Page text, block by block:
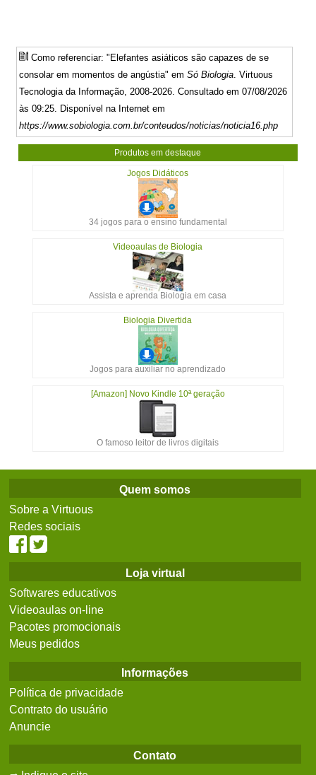
Como referenciar: "Elefantes asiáticos são capazes de se
consolar em momentos de angústia" emSó Biologia. Virtuous
Tecnologia da Informação, 2008-2026. Consultado em 07/08/2026
às 09:25. Disponível na Internet em
https://www.sobiologia.com.br/conteudos/noticias/noticia16.php
Produtos em destaque
Jogos Didáticos
34 jogos para o ensino fundamental
Videoaulas de Biologia
Assista e aprenda Biologia em casa
Biologia Divertida
Jogos para auxiliar no aprendizado
[Amazon] Novo Kindle 10ª geração
O famoso leitor de livros digitais
Quem somos
Sobre a Virtuous
Redes sociais
Loja virtual
Softwares educativos
Videoaulas on-line
Pacotes promocionais
Meus pedidos
Informações
Política de privacidade
Contrato do usuário
Anuncie
Contato